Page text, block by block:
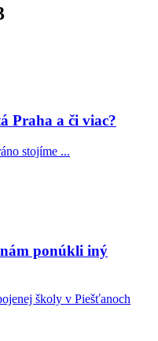
Praha a či viac?
stojíme ...
ponúkli iný
školy v Piešťanoch